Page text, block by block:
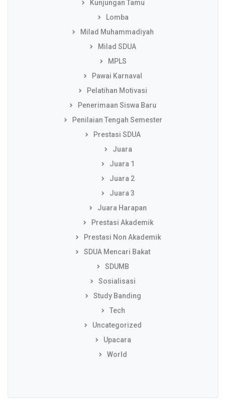
Kunjungan Tamu
Lomba
Milad Muhammadiyah
Milad SDUA
MPLS
Pawai Karnaval
Pelatihan Motivasi
Penerimaan Siswa Baru
Penilaian Tengah Semester
Prestasi SDUA
Juara
Juara 1
Juara 2
Juara 3
Juara Harapan
Prestasi Akademik
Prestasi Non Akademik
SDUA Mencari Bakat
SDUMB
Sosialisasi
Study Banding
Tech
Uncategorized
Upacara
World